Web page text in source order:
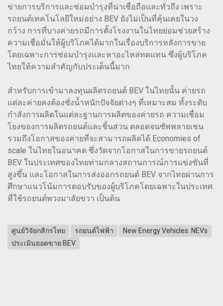
ข่ายการบริการและซ่อมบำรุงที่น่าเชื่อถือและทั่วถึง เพราะ
รถยนต์เทคโนโลยีใหม่อย่าง BEV ยังไม่เป็นที่คุ้นเคยในวง
กว้าง การที่บางค่ายรถมีการตั้งโรงงานในไทยย่อมช่วยสร้าง
ความเชื่อมั่นให้ผู้บริโภคได้มากในเรื่องบริการหลังการขาย
โดยเฉพาะการซ่อมบำรุงและหาอะไหล่ทดแทน ซึ่งผู้บริโภค
ไทยให้ความสำคัญกับประเด็นนี้มาก
สำหรับการเข้ามาลงทุนผลิตรถยนต์ BEV ในไทยนั้น ค่ายรถ
แต่ละค่ายคงต้องชั่งน้ำหนักปัจจัยต่างๆ ที่เหมาะสม ทั้งระดับ
กำลังการผลิตในแต่ละฐานการผลิตของค่ายรถ ความเชื่อม
โยงของการผลิตรถยนต์และชิ้นส่วน ตลอดจนซัพพลายเชน
รวมถึงโอกาสของค่ายที่จะสามารถผลิตได้ Economies of
scale ในไทยในอนาคต ซึ่งวัดจากโอกาสในการขายรถยนต์
BEV ในประเทศของไทยท่ามกลางสถานการณ์การแข่งขันที่
สูงขึ้น และโอกาสในการส่งออกรถยนต์ BEV จากไทยผ่านการ
ศึกษาแนวโน้มการตอบรับของผู้บริโภคโดยเฉพาะในประเทศ
ที่ใช้รถยนต์พวงมาลัยขวา เป็นต้น
ศูนย์วิจัยกสิกรไทย รถยนต์ไฟฟ้า
New Energy Vehicles: NEVs
ประเมินยอดขาย BEV